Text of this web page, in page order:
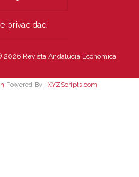
privacidad
2026 Revista Andalucía Económica
Powered By : XYZScripts.com